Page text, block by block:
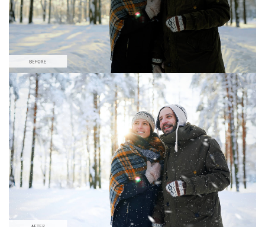
رجاء اختر
Free PNG Overlay #6
Small 800*533px
Snowy Day (70 Overlays)
Large 6000*4000px